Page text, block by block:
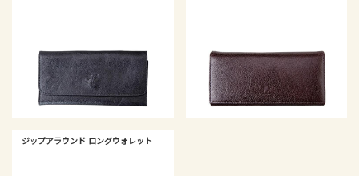
ジップアラウンド ロングウォレット